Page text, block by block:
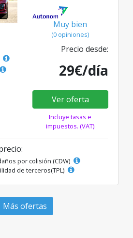
Muy bien
(0 opiniones)
Precio desde:
29€/día
Ver oferta
Incluye tasas e
impuestos. (VAT)
por colisión (CDW)
de terceros(TPL)
Más ofertas